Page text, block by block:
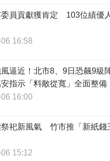
委員貢獻獲肯定 103位績優
16:58
逼近！北市8、9日恐飆9級
指示「料敵從寬」全面整備
16:00
祀新風氣 竹市推「新紙錢
15:12